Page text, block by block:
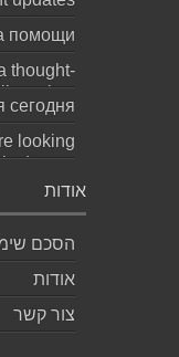
помощи
стажа
проти...
thought-
makes
you ques...
сегодня
ради
looking
degree
(bachel...
אודות
הסכם
אודות
צור קשר